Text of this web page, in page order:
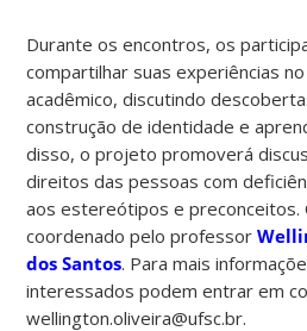
Durante os encontros, os
compartilhar suas experiências
acadêmico, discutindo
construção de identidade e
disso, o projeto promoverá
direitos das pessoas com
aos estereótipos e preconceitos.
coordenado pelo professor
dos Santos. Para mais
interessados podem entrar em
wellington.oliveira@ufsc.br.